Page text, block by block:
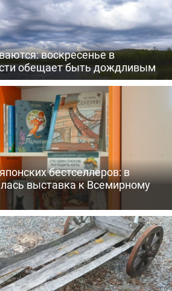
воскресенье в
обещает быть дождливым
бестселлеров: в
выставка к Всемирному